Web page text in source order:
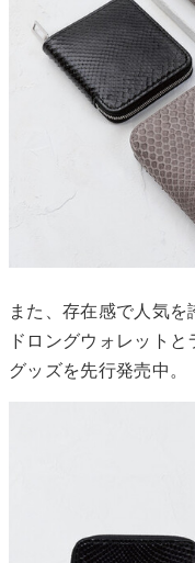
また、存在感で人気
ドロングウォレット
グッズを先行発売中。